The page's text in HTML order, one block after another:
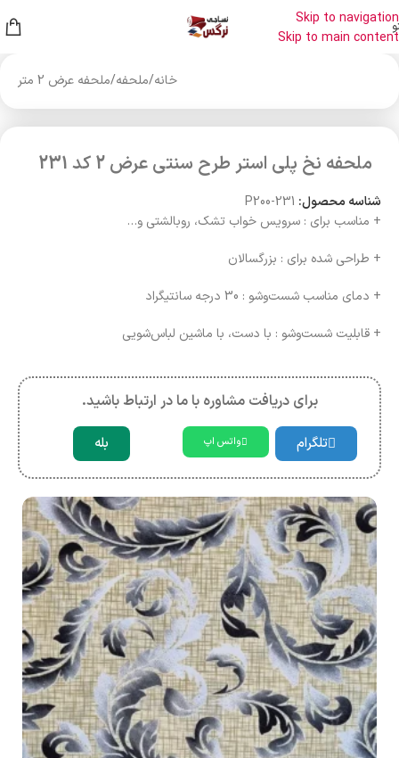
Skip to navigation
Skip to main content
خانه/ملحفه/ملحفه عرض 2 متر
ملحفه نخ پلی استر طرح سنتی عرض 2 کد 231
شناسه محصول: P200-231
+ مناسب برای : سرویس خواب تشک، روبالشتی و…
+ طراحی شده برای : بزرگسالان
+ دمای مناسب شست‌وشو : 30 درجه سانتیگراد
+ قابلیت شست‌وشو : با دست، با ماشین لباس‌شویی
برای دریافت مشاوره با ما در ارتباط باشید.
تلگرام واتس اپ بله